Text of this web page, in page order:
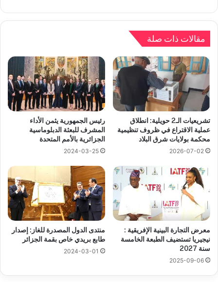
مقالات ذات صلة
تشريعيات الـ2 حويلية: انطلاق
عملية الاقتراع في ظروف تنظيمية
محكمة بولايات شرق البلاد
2026-07-02
رئيس الجمهورية يثمن الأداء
المشرف للبعثة الدبلوماسية
الجزائرية بالأمم المتحدة
2024-03-25
معرض التجارة البينية الإفريقية :
نيجيريا تستضيف الطبعة الخامسة
سنة 2027
2025-09-06
منتدى الدول المصدرة للغاز: إصدار
طابع بريدي خاص بقمة الجزائر
2024-03-01